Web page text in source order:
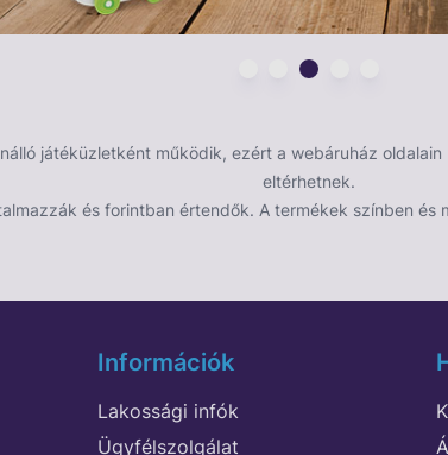
játéküzletként működik, ezért a webáruház
eltérhetnek.
és forintban értendők. A termékek színben
Információk
Lakossági infók
Ügyfélszolgálat